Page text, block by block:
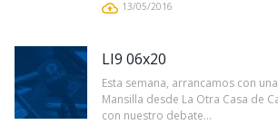
13/05/2016
LI9 06x20
Esta semana, arrancamos con
Mansilla desde La Otra Casa de
con nuestro debate...